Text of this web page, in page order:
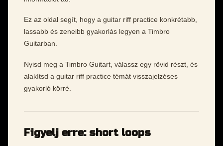
Ez az oldal segít, hogy a guitar riff practice konkrétabb,
lassabb és zeneibb gyakorlás legyen a Timbro
Guitarban.
Nyisd meg a Timbro Guitart, válassz egy rövid részt, és
alakítsd a guitar riff practice témát visszajelzéses
gyakorló körré.
Figyelj erre: short loops